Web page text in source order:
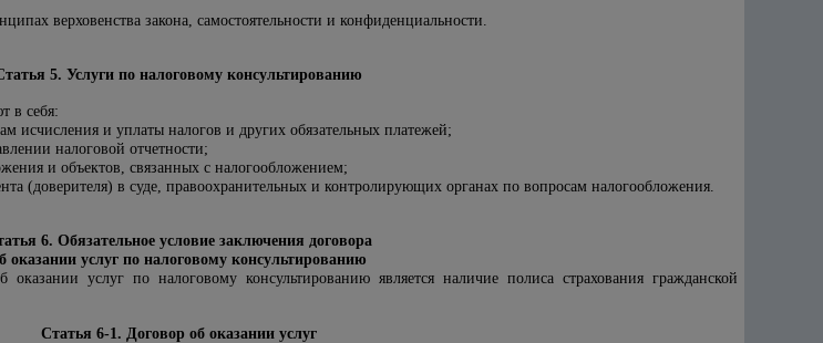
верховенства закона, самостоятельности и конфиденциальности.
5. Услуги по налоговому консультированию
в себя:
исчисления и уплаты налогов и других обязательных платежей;
налоговой отчетности;
и объектов, связанных с налогообложением;
(доверителя) в суде, правоохранительных и контролирующих органах по вопросам налогообложения.
6. Обязательное условие заключения договора
оказании услуг по налоговому консультированию
услуг по налоговому консультированию является наличие полиса страхования гражданской
Статья 6-1. Договор об оказании услуг